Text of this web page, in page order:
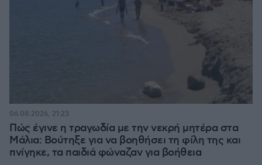
Πώς έγινε η τραγωδία με την νεκρή μητέρα στα
Μάλια: Βούτηξε για να βοηθήσει τη φίλη της και
πνίγηκε, τα παιδιά φώναζαν για βοήθεια
06.08.2026, 21:23